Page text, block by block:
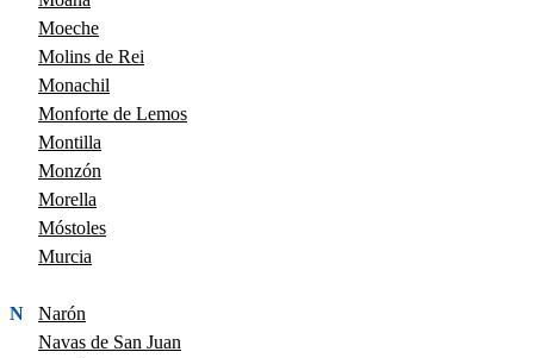
Moeche
Molins de Rei
Monachil
Monforte de Lemos
Montilla
Monzón
Morella
Móstoles
Murcia
N
Narón
Navas de San Juan